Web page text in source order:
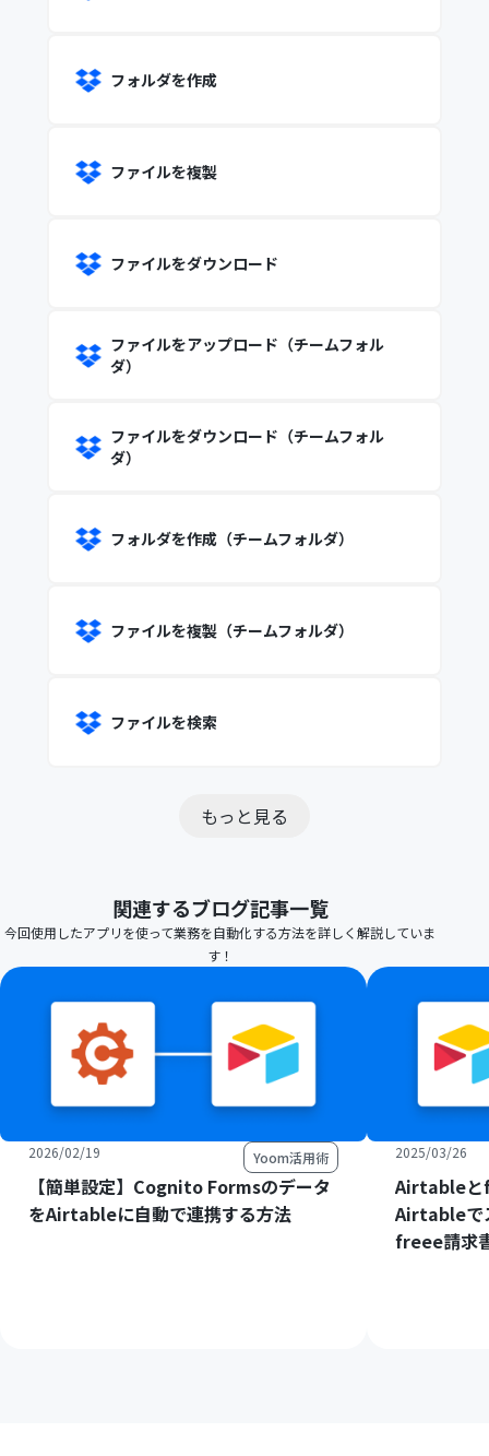
フォルダを作成
ファイルを複製
ファイルをダウンロード
ファイルをアップロード（チームフォル
ダ）
ファイルをダウンロード（チームフォル
ダ）
フォルダを作成（チームフォルダ）
ファイルを複製（チームフォルダ）
ファイルを検索
もっと見る
関連するブログ記事一覧
今回使用したアプリを使って業務を自動化する方法を詳しく解説していま
す！
2026/02/19 Yoom活用術
【簡単設定】Cognito Formsのデータ
をAirtableに自動で連携する方法
2025/03/26
Airtableと
Airtableで
freee請求